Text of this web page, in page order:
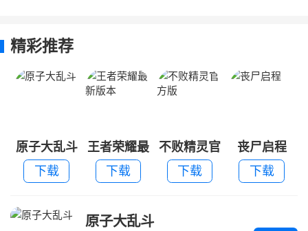
精彩推荐
原子大乱斗
下载
王者荣耀最
新版本
下载
不败精灵官
方版
下载
丧尸启程
下载
原子大乱斗